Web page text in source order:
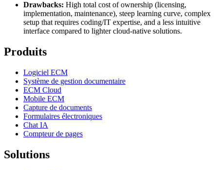
Drawbacks: High total cost of ownership (licensing,
implementation, maintenance), steep learning curve, complex
setup that requires coding/IT expertise, and a less intuitive
interface compared to lighter cloud-native solutions.
Produits
Logiciel ECM
Système de gestion documentaire
ECM Cloud
Mobile ECM
Capture de documents
Formulaires électroniques
Chat IA
Compteur de pages
Solutions